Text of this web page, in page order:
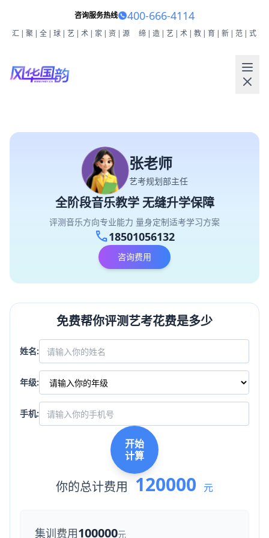
咨询服务热线 400-666-4114
汇|聚|全|球|艺|术|家|资|源 缔|造|艺|术|教|育|新|范|式
张老师
艺考规划部主任
全阶段音乐教学 无缝升学保障
评测音乐方向专业能力 量身定制适考学习方案
call18501056132
咨询费用
免费帮你评测艺考花费是多少
姓名:
年级:
手机:
开始
计算
你的总计费用 120000 元
集训费用100000元